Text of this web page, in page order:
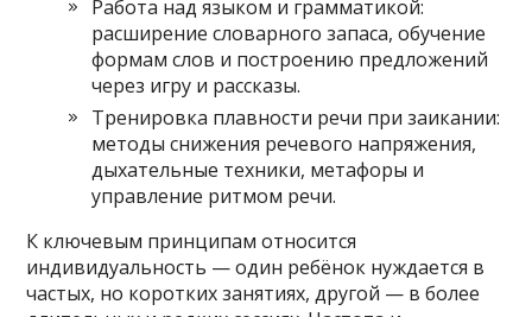
Работа над языком и грамматикой:
расширение словарного запаса, обучение
формам слов и построению предложений
через игру и рассказы.
Тренировка плавности речи при заикании:
методы снижения речевого напряжения,
дыхательные техники, метафоры и
управление ритмом речи.
К ключевым принципам относится
индивидуальность — один ребёнок нуждается в
частых, но коротких занятиях, другой — в более